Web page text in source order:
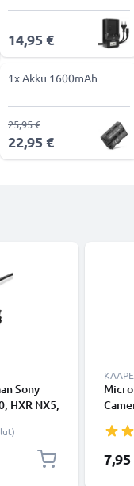
14,95 €
1x Akku 1600mAh
22,95 €
25,95 €
Sony
HXR NX5,
dummy-
D) -
A),
7,95